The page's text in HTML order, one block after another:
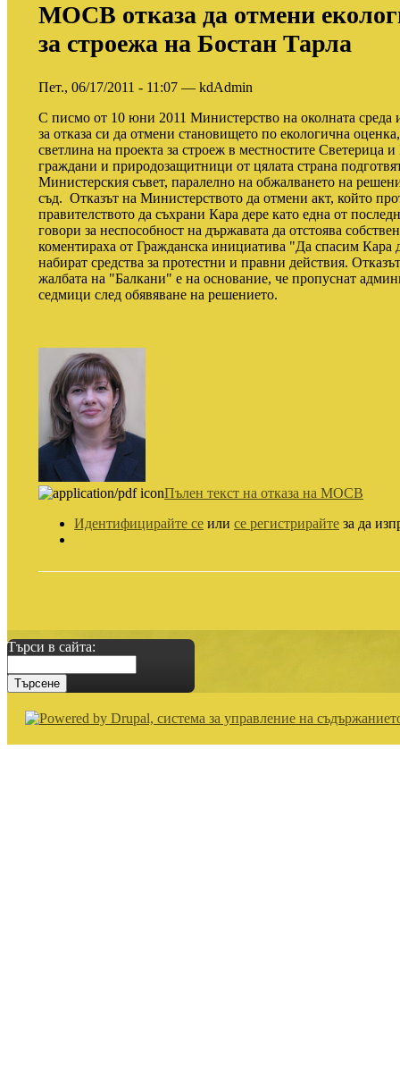
МОСВ отказа да отмени
за строежа на Бостан Тарла
Пет., 06/17/2011 - 11:07 — kdAdmin
С писмо от 10 юни 2011 Министерство на околната
за отказа си да отмени становището по екологична
светлина на проекта за строеж в местностите Светерица
граждани и природозащитници от цялата страна
Министерския съвет, паралелно на обжалването на
съд. Отказът на Министерството да отмени акт, който
правителството да съхрани Кара дере като една от
говори за неспособност на държавата да отстоява
коментираха от Гражданска инициатива "Да спасим Кара
набират средства за протестни и правни действия.
жалбата на "Балкани" е на основание, че пропуснат
седмици след обявяване на решението.
Пълен текст на отказа на МОСВ
Идентифицирайте се или се регистрирайте за да
Търси в сайта: